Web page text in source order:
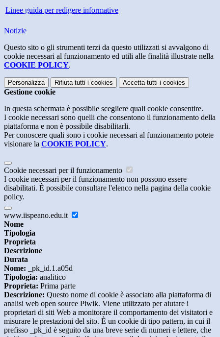
Linee guida per redigere informative
Notizie
Questo sito o gli strumenti terzi da questo utilizzati si avvalgono di
cookie necessari al funzionamento ed utili alle finalità illustrate nella
COOKIE POLICY.
Personalizza Rifiuta tutti i cookies Accetta tutti i cookies
Gestione cookie
In questa schermata è possibile scegliere quali cookie consentire.
I cookie necessari sono quelli che consentono il funzionamento della
piattaforma e non è possibile disabilitarli.
Per conoscere quali sono i cookie necessari al funzionamento potete
visionare la COOKIE POLICY.
Cookie necessari per il funzionamento
I cookie necessari per il funzionamento non possono essere
disabilitati. È possibile consultare l'elenco nella pagina della cookie
policy.
www.iispeano.edu.it
Nome
Tipologia
Proprieta
Descrizione
Durata
Nome: _pk_id.1.a05d
Tipologia: analitico
Proprieta: Prima parte
Descrizione: Questo nome di cookie è associato alla piattaforma di
analisi web open source Piwik. Viene utilizzato per aiutare i
proprietari di siti Web a monitorare il comportamento dei visitatori e
misurare le prestazioni del sito. È un cookie di tipo pattern, in cui il
prefisso _pk_id è seguito da una breve serie di numeri e lettere, che